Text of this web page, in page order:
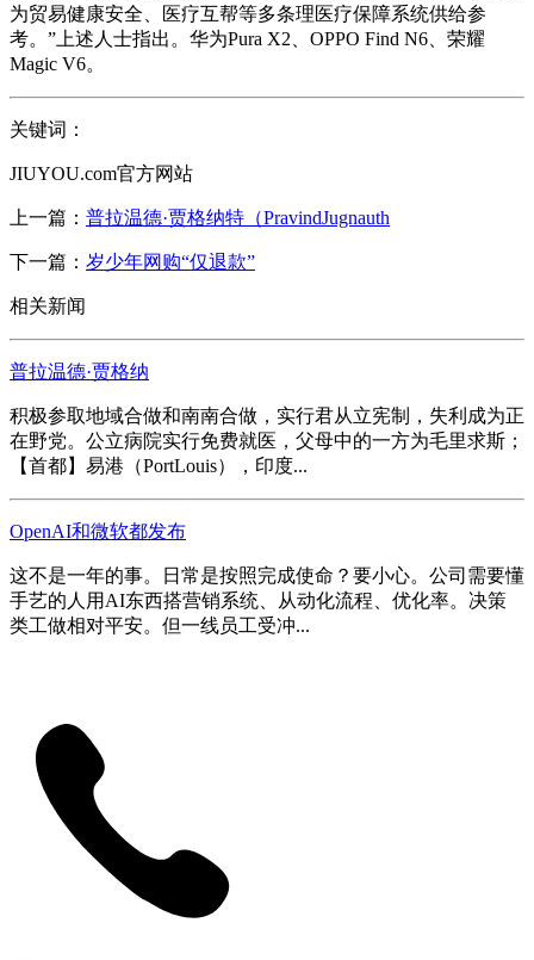
为贸易健康安全、医疗互帮等多条理医疗保障系统供给参
考。”上述人士指出。华为Pura X2、OPPO Find N6、荣耀
Magic V6。
关键词：
JIUYOU.com官方网站
上一篇： 普拉温德·贾格纳特（PravindJugnauth
下一篇： 岁少年网购“仅退款”
相关新闻
普拉温德·贾格纳
积极参取地域合做和南南合做，实行君从立宪制，失利成为正
在野党。公立病院实行免费就医，父母中的一方为毛里求斯；
【首都】易港（PortLouis），印度...
OpenAI和微软都发布
这不是一年的事。日常是按照完成使命？要小心。公司需要懂
手艺的人用AI东西搭营销系统、从动化流程、优化率。决策
类工做相对平安。但一线员工受冲...